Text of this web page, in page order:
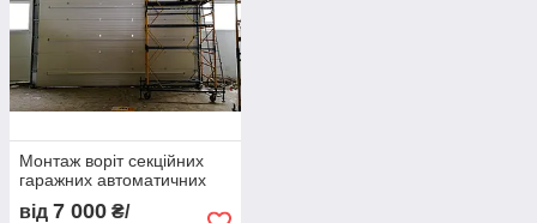
Монтаж воріт секційних
гаражних автоматичних
від 7 000 ₴/